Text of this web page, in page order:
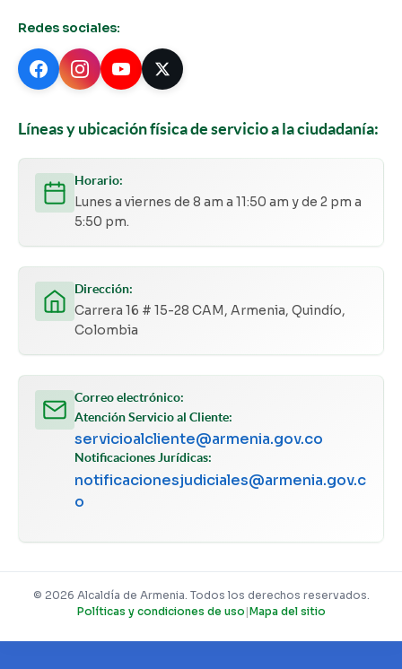
Redes sociales:
Líneas y ubicación física de servicio a la ciudadanía:
Horario:
Lunes a viernes de 8 am a 11:50 am y de 2 pm a
5:50 pm.
Dirección:
Carrera 16 # 15-28 CAM, Armenia, Quindío,
Colombia
Correo electrónico:
Atención Servicio al Cliente:
servicioalcliente@armenia.gov.co
Notificaciones Jurídicas:
notificacionesjudiciales@armenia.gov.c
o
© 2026 Alcaldía de Armenia. Todos los derechos reservados.
Políticas y condiciones de uso |Mapa del sitio